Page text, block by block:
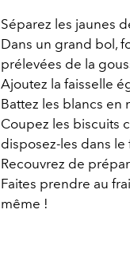
Séparez les jaunes
Dans un grand bol,
prélevées de la
Ajoutez la faisselle
Battez les blancs
Coupez les biscuits
disposez-les dans
Recouvrez de
Faites prendre au
même !